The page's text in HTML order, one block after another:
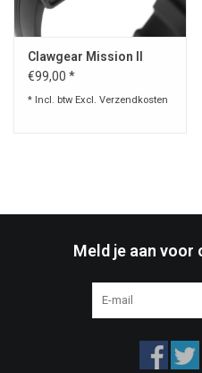
Speelgoed
Survival
Clawgear Mission II
€99,00 *
* Incl. btw Excl. Verzendkosten
Meld je aan voor